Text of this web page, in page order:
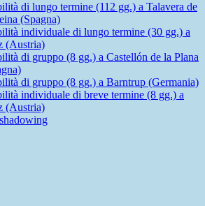
di lungo termine (112 gg.) a Talavera de
(Spagna)
individuale di lungo termine (30 gg.) a
(Austria)
di gruppo (8 gg.) a Castellón de la Plana
di gruppo (8 gg.) a Barntrup (Germania)
individuale di breve termine (8 gg.) a
(Austria)